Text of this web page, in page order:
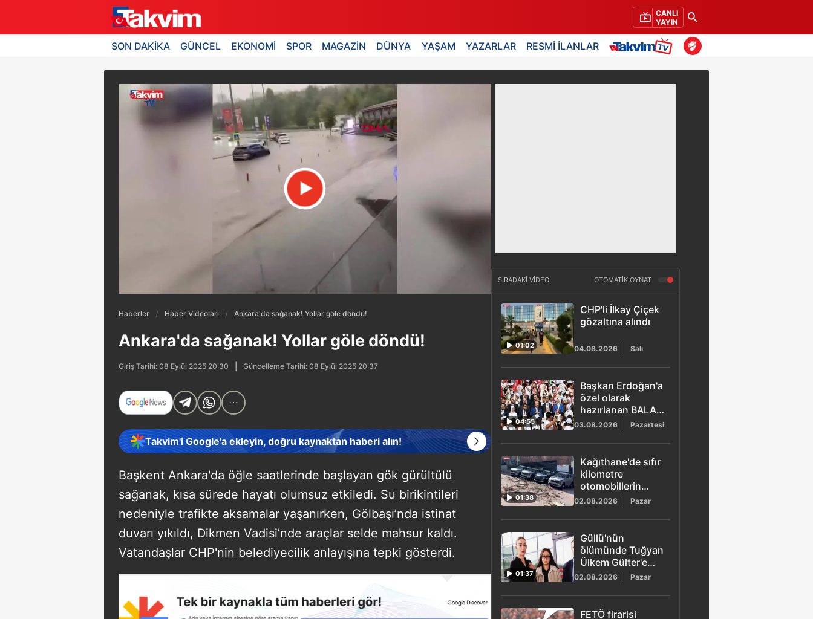
CANLI
YAYIN
SON DAKİKA GÜNCEL EKONOMİ SPOR MAGAZİN DÜNYA YAŞAM YAZARLAR RESMİ İLANLAR
Haberler Haber Videoları Ankara'da sağanak! Yollar göle döndü!
Ankara'da sağanak! Yollar göle döndü!
Giriş Tarihi: 08 Eylül 2025 20:30 Güncelleme Tarihi: 08 Eylül 2025 20:37
Takvim'i Google'a ekleyin, doğru kaynaktan haberi alın!
Başkent Ankara'da öğle saatlerinde başlayan gök gürültülü
sağanak, kısa sürede hayatı olumsuz etkiledi. Su birikintileri
nedeniyle trafikte aksamalar yaşanırken, Gölbaşı’nda istinat
duvarı yıkıldı, Dikmen Vadisi’nde araçlar selde mahsur kaldı.
Vatandaşlar CHP'nin belediyecilik anlayışına tepki gösterdi.
SIRADAKİ VİDEO OTOMATİK OYNAT
01:02
CHP'li İlkay Çiçek
gözaltına alındı
04.08.2026 Salı
04:55
Başkan Erdoğan'a
özel olarak
hazırlanan BALA
şarkısı yayımlandı
03.08.2026 Pazartesi
01:38
Kağıthane'de sıfır
kilometre
otomobillerin
üzerine duvar
02.08.2026 Pazar
01:37
Güllü'nün
ölümünde Tuğyan
Ülkem Gülter'e
ağırlaştırılmış
müebbet hapis
talebi
02.08.2026 Pazar
FETÖ firarisi